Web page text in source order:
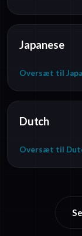
Japanese
Oversæt til
Dutch
Oversæt til